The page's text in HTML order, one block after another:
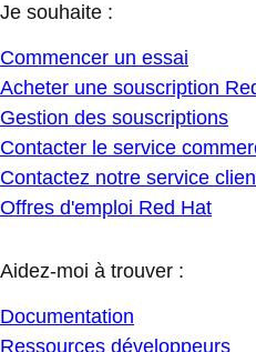
Je souhaite :
Commencer un essai
Acheter une souscription
Gestion des souscriptions
Contacter le service
Contactez notre service
Offres d'emploi Red Hat
Aidez-moi à trouver :
Documentation
Ressources développeurs